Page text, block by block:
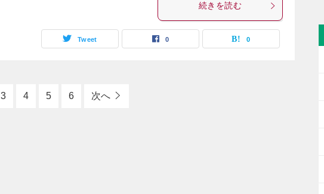
続きを読む
Tweet 0 0
3 4 5 6 次へ